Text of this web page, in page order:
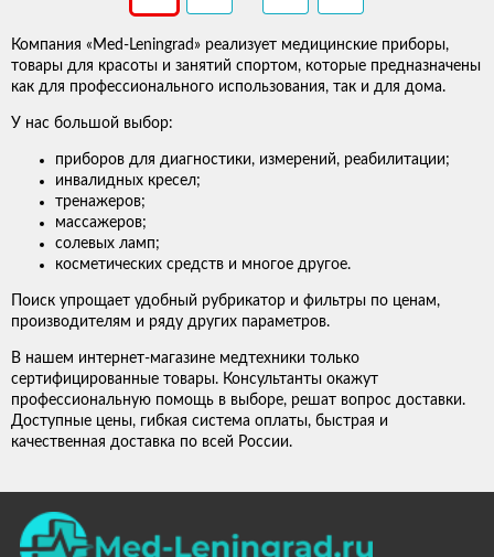
Компания «Med-Leningrad» реализует медицинские приборы,
товары для красоты и занятий спортом, которые предназначены
как для профессионального использования, так и для дома.
У нас большой выбор:
приборов для диагностики, измерений, реабилитации;
инвалидных кресел;
тренажеров;
массажеров;
солевых ламп;
косметических средств и многое другое.
Поиск упрощает удобный рубрикатор и фильтры по ценам,
производителям и ряду других параметров.
В нашем интернет-магазине медтехники только
сертифицированные товары. Консультанты окажут
профессиональную помощь в выборе, решат вопрос доставки.
Доступные цены, гибкая система оплаты, быстрая и
качественная доставка по всей России.